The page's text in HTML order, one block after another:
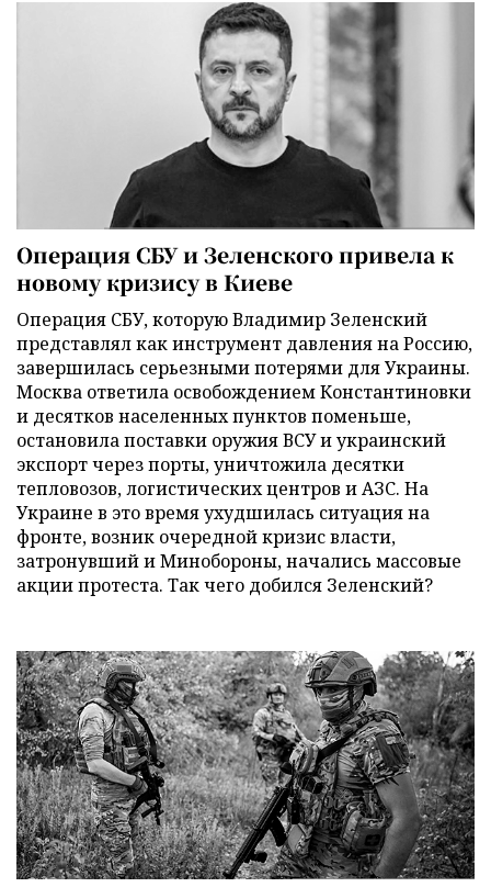
Операция СБУ и Зеленского привела к
новому кризису в Киеве
Операция СБУ, которую Владимир Зеленский
представлял как инструмент давления на Россию,
завершилась серьезными потерями для Украины.
Москва ответила освобождением Константиновки
и десятков населенных пунктов поменьше,
остановила поставки оружия ВСУ и украинский
экспорт через порты, уничтожила десятки
тепловозов, логистических центров и АЗС. На
Украине в это время ухудшилась ситуация на
фронте, возник очередной кризис власти,
затронувший и Минобороны, начались массовые
акции протеста. Так чего добился Зеленский?